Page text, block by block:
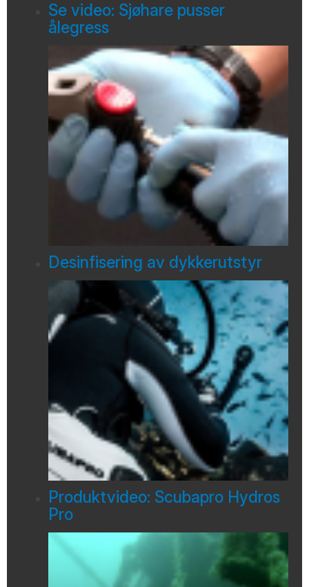
Se video: Sjøhare pusser
ålegress
Desinfisering av dykkerutstyr
Produktvideo: Scubapro Hydros
Pro